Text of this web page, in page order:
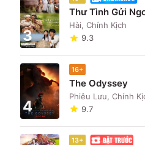
3
Thư Tình Gửi
Hài, Chính Kịch
9.3
4
16+
The Odyssey
Phiêu Lưu, Chính
9.7
13+